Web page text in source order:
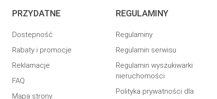
PRZYDATNE
Dostepność
Rabaty i promocje
Reklamacje
FAQ
Mapa strony
REGULAMINY
Regulaminy
Regulamin serwisu
Regulamin wyszukiwarki
nieruchomości
Polityka prywatności dla